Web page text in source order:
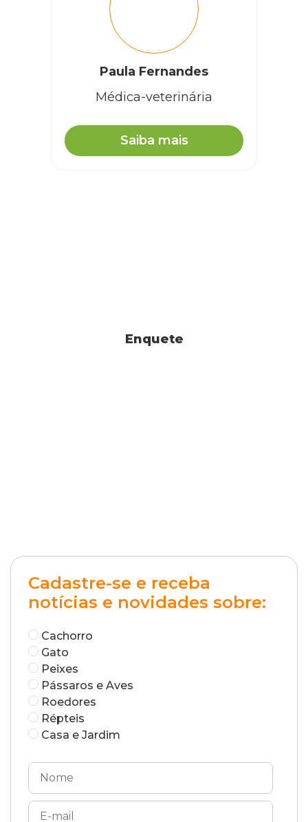
Paula Fernandes
Médica-veterinária
Saiba mais
Enquete
Cadastre-se e receba
notícias e novidades sobre:
Cachorro
Gato
Peixes
Pássaros e Aves
Roedores
Répteis
Casa e Jardim